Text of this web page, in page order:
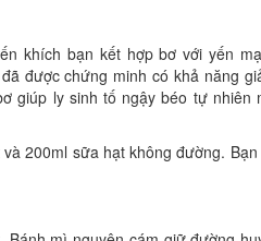
khích bạn kết hợp bơ với yến
được chứng minh có khả năng
giúp ly sinh tố ngậy béo tự nhiên
200ml sữa hạt không đường.